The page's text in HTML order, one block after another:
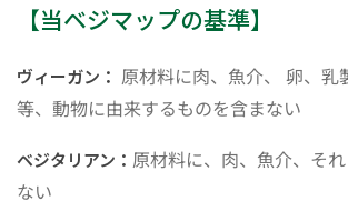
【当ベジマップの基準】
ヴィーガン： 原材料に肉、魚介、 卵、乳
等、動物に由来するものを含まない
ベジタリアン： 原材料に、肉、魚介、そ
ない